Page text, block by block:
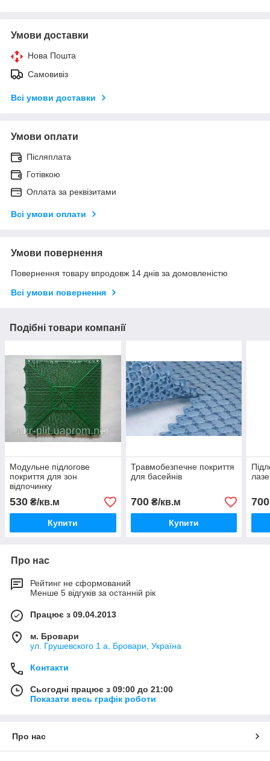
Умови доставки
Нова Пошта
Самовивіз
Всі умови доставки
Умови оплати
Післяплата
Готівкою
Оплата за реквізитами
Всі умови оплати
Умови повернення
Повернення товару впродовж 14 днів за домовленістю
Всі умови повернення
Подібні товари компанії
Модульне підлогове
покриття для зон
відпочинку
530 ₴/кв.м
Купити
Травмобезпечне покриття
для басейнів
700₴/кв.м
Купити
700
Про нас
Рейтинг не сформований
Менше 5 відгуків за останній рік
Працює з 09.04.2013
м. Бровари
ул. Грушевского 1 а, Бровари, Україна
Контакти
Сьогодні працює з 09:00 до 21:00
Показати весь графік роботи
Про нас